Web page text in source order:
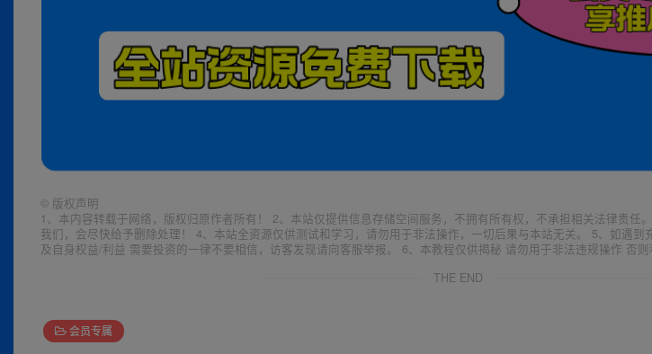
© 版权声明
1、本内容转载于网络，版权归原作者所有！ 2、本站仅提供信息存储空间服务，不拥有所有权，不承担相关法律责任
我们，会尽快给予删除处理！ 4、本站全资源仅供测试和学习，请勿用于非法操作，一切后果与本站无关。 5、如遇
及自身权益/利益 需要投资的一律不要相信，访客发现请向客服举报。 6、本教程仅供揭秘 请勿用于非法违规操作 否
THE END
会员专属